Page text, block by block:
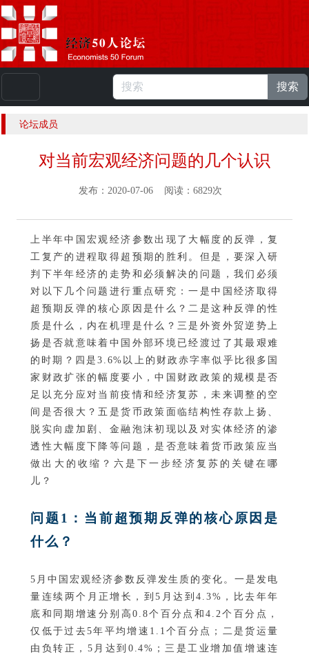
人 |English
搜索
论坛成员
对当前宏观经济问题的几个认识
发布：2020-07-06 阅读：6829次
上半年中国宏观经济参数出现了大幅度的反弹，复
工复产的进程取得超预期的胜利。但是，要深入研
判下半年经济的走势和必须解决的问题，我们必须
对以下几个问题进行重点研究：一是中国经济取得
超预期反弹的核心原因是什么？二是这种反弹的性
质是什么，内在机理是什么？三是外资外贸逆势上
扬是否就意味着中国外部环境已经渡过了其最艰难
的时期？四是3.6%以上的财政赤字率似乎比很多国
家财政扩张的幅度要小，中国财政政策的规模是否
足以充分应对当前疫情和经济复苏，未来调整的空
间是否很大？五是货币政策面临结构性存款上扬、
脱实向虚加剧、金融泡沫初现以及对实体经济的渗
透性大幅度下降等问题，是否意味着货币政策应当
做出大的收缩？六是下一步经济复苏的关键在哪
儿？
问题1：当前超预期反弹的核心原因是
什么？
5月中国宏观经济参数反弹发生质的变化。一是发电
量连续两个月正增长，到5月达到4.3%，比去年年
底和同期增速分别高0.8个百分点和4.2个百分点，
仅低于过去5年平均增速1.1个百分点；二是货运量
由负转正，5月达到0.4%；三是工业增加值增速连